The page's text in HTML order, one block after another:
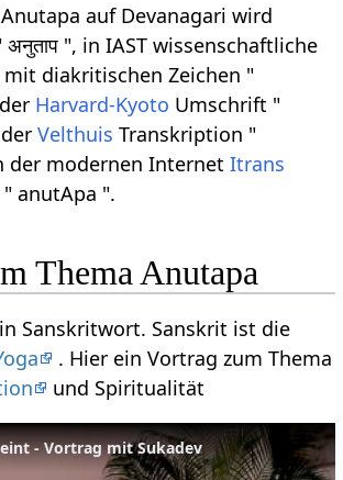
auf Devanagari wird
", in IAST wissenschaftliche
diakritischen Zeichen "
Harvard-Kyoto Umschrift "
derVelthuis Transkription "
der modernen InternetItrans
anutApa ".
Thema Anutapa
Sanskritwort. Sanskrit ist die
. Hier ein Vortrag zum Thema
und Spiritualität
- Vortrag mit Sukadev